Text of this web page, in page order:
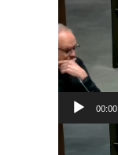
00:00
Videospeler